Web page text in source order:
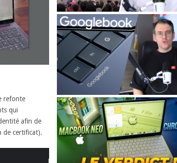
refonte
qui
afin de
de certificat).